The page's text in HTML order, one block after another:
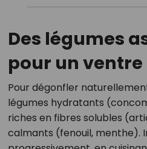
Des légumes
pour un ventre
Pour dégonfler
légumes hydratants
riches en fibres solubles
calmants (fenouil, menthe).